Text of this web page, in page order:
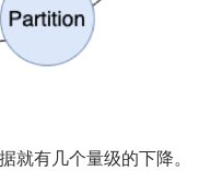
就有几个量级的下降。